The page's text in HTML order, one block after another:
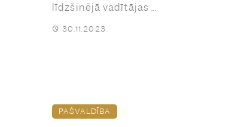
līdzšinējā vadītājas ...
30.11.2023
PAŠVALDĪBA